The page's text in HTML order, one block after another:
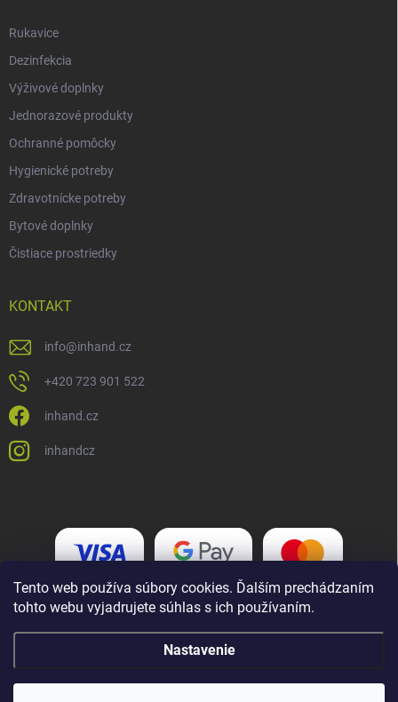
Tento web používa súbory cookies. Ďalším prechádzaním
tohto webu vyjadrujete súhlas s ich používaním.
Nastavenie
Rukavice
Dezinfekcia
Výživové doplnky
Jednorazové produkty
Ochranné pomôcky
Hygienické potreby
Zdravotnícke potreby
Bytové doplnky
Čistiace prostriedky
KONTAKT
info@inhand.cz
+420 723 901 522
inhand.cz
inhandcz
Copyright 2026Inhand.cz. Všetky práva vyhradené.Upraviť nastavenie